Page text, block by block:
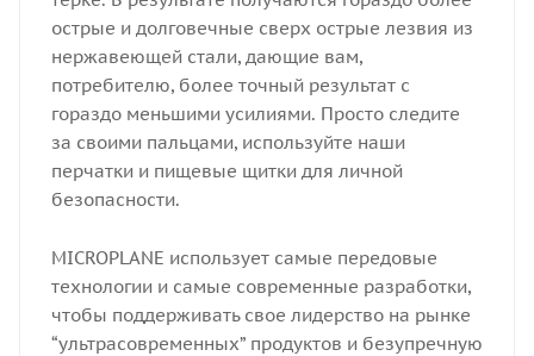
острые и долговечные сверх острые лезвия из
нержавеющей стали, дающие вам,
потребителю, более точный результат с
гораздо меньшими усилиями. Просто следите
за своими пальцами, используйте наши
перчатки и пищевые щитки для личной
безопасности.
MICROPLANE использует самые передовые
технологии и самые современные разработки,
чтобы поддерживать свое лидерство на рынке
“ультрасовременных” продуктов и безупречную